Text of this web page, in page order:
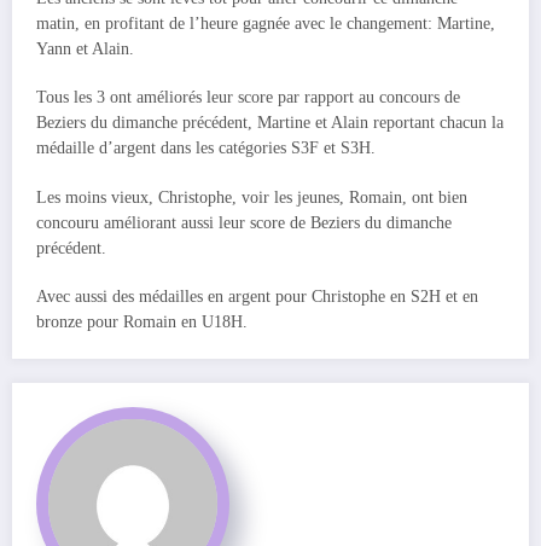
matin, en profitant de l’heure gagnée avec le changement: Martine,
Yann et Alain.
Tous les 3 ont améliorés leur score par rapport au concours de
Beziers du dimanche précédent, Martine et Alain reportant chacun la
médaille d’argent dans les catégories S3F et S3H.
Les moins vieux, Christophe, voir les jeunes, Romain, ont bien
concouru améliorant aussi leur score de Beziers du dimanche
précédent.
Avec aussi des médailles en argent pour Christophe en S2H et en
bronze pour Romain en U18H.